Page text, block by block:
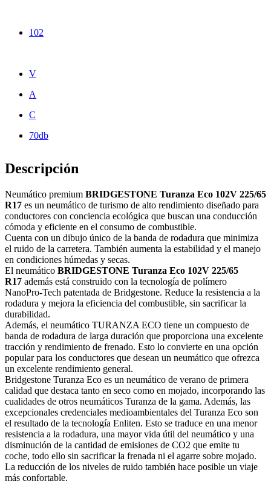
102
V
A
C
70db
Descripción
Neumático premium BRIDGESTONE Turanza Eco 102V 225/65
R17 es un neumático de turismo de alto rendimiento diseñado para
conductores con conciencia ecológica que buscan una conducción
cómoda y eficiente en el consumo de combustible.
Cuenta con un dibujo único de la banda de rodadura que minimiza
el ruido de la carretera. También aumenta la estabilidad y el manejo
en condiciones húmedas y secas.
El neumático BRIDGESTONE Turanza Eco 102V 225/65
R17 además está construido con la tecnología de polímero
NanoPro-Tech patentada de Bridgestone. Reduce la resistencia a la
rodadura y mejora la eficiencia del combustible, sin sacrificar la
durabilidad.
Además, el neumático TURANZA ECO tiene un compuesto de
banda de rodadura de larga duración que proporciona una excelente
tracción y rendimiento de frenado. Esto lo convierte en una opción
popular para los conductores que desean un neumático que ofrezca
un excelente rendimiento general.
Bridgestone Turanza Eco es un neumático de verano de primera
calidad que destaca tanto en seco como en mojado, incorporando las
cualidades de otros neumáticos Turanza de la gama. Además, las
excepcionales credenciales medioambientales del Turanza Eco son
el resultado de la tecnología Enliten. Esto se traduce en una menor
resistencia a la rodadura, una mayor vida útil del neumático y una
disminución de la cantidad de emisiones de CO2 que emite tu
coche, todo ello sin sacrificar la frenada ni el agarre sobre mojado.
La reducción de los niveles de ruido también hace posible un viaje
más confortable.